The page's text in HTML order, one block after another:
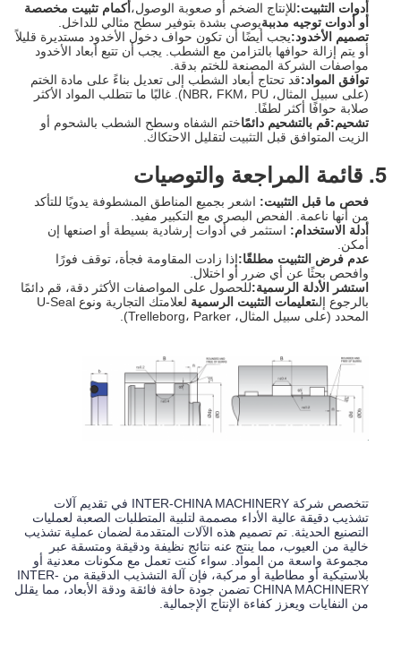
أدوات التثبيت:للإنتاج الضخم أو صعوبة الوصول، أكمام تثبيت مخصصة
أو أدوات توجيه مدببةيوصى بشدة بتوفير سطح مثالي للداخل.
تصميم الأخدود:يجب أيضًا أن تكون حواف دخول الأخدود مستديرة قليلاً
أو يتم إزالة حوافها بالتزامن مع الشطب. يجب أن تتبع أبعاد الأخدود
مواصفات الشركة المصنعة للختم بدقة.
توافق المواد:قد تحتاج أبعاد الشطب إلى تعديل بناءً على مادة الختم
(على سبيل المثال، NBR، FKM، PU). غالبًا ما تتطلب المواد الأكثر
صلابة حوافًا أكثر لطفًا.
تشحيم:قم بالتشحيم دائمًاختم الشفاه وسطح الشطب بالشحوم أو
الزيت المتوافق قبل التثبيت لتقليل الاحتكاك.
5. قائمة المراجعة والتوصيات
فحص ما قبل التثبيت: ​ اشعر بجميع المناطق المشطوفة يدويًا للتأكد
من أنها ناعمة. الفحص البصري مع التكبير مفيد.
أدلة الاستخدام: ​ استثمر في أدوات إرشادية بسيطة أو اصنعها إن
أمكن.
عدم فرض التثبيت مطلقًا:إذا زادت المقاومة فجأة، توقف فورًا
وافحص بحثًا عن أي ضرر أو اختلال.
استشر الأدلة الرسمية:للحصول على المواصفات الأكثر دقة، قم دائمًا
بالرجوع إلىتعليمات التثبيت الرسمية
​ لعلامتك التجارية ونوع U-Seal
المحدد (على سبيل المثال، Trelleborg، Parker).
تتخصص شركة INTER-CHINA MACHINERY في تقديم آلات
تشذيب دقيقة عالية الأداء مصممة لتلبية المتطلبات الصعبة لعمليات
التصنيع الحديثة. تم تصميم هذه الآلات المتقدمة لضمان عملية تشذيب
خالية من العيوب، مما ينتج عنه نتائج نظيفة ودقيقة ومتسقة عبر
مجموعة واسعة من المواد. سواء كنت تعمل مع مكونات معدنية أو
بلاستيكية أو مطاطية أو مركبة، فإن آلة التشذيب الدقيقة من INTER-
CHINA MACHINERY تضمن جودة حافة فائقة ودقة الأبعاد، مما يقلل
من النفايات ويعزز كفاءة الإنتاج الإجمالية.